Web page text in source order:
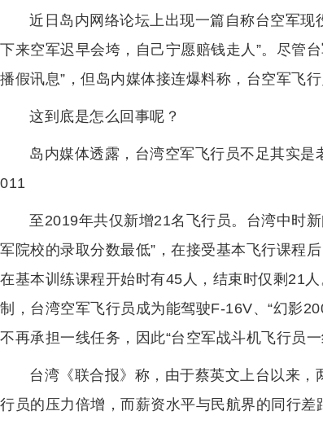
近日岛内网络论坛上出现一篇自称台空军
下来空军迟早会垮，自己宁愿赔钱走人”。尽管
播假讯息”，但岛内媒体接连爆料称，台空军飞
这到底是怎么回事呢？
岛内媒体透露，台湾空军飞行员不足其实
011
至2019年共仅新增21名飞行员。台湾中时
军院校的录取分数最低”，在接受基本飞行课程
在基本训练课程开始时有45人，结束时仅剩21
制，台湾空军飞行员成为能驾驶F-16V、“幻影
不再承担一线任务，因此“台空军战斗机飞行员一
台湾《联合报》称，由于蔡英文上台以来
行员的压力倍增，而薪资水平与民航界的同行差